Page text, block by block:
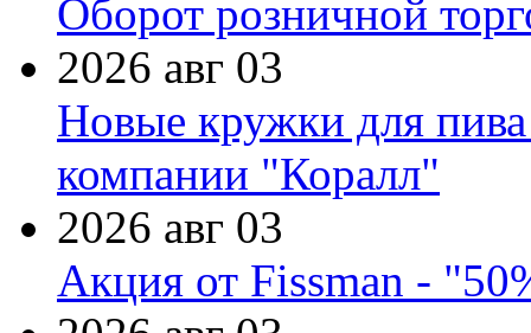
Оборот розничной
2026 авг 03
Новые кружки для
компании "Коралл"
2026 авг 03
Акция от Fissman -